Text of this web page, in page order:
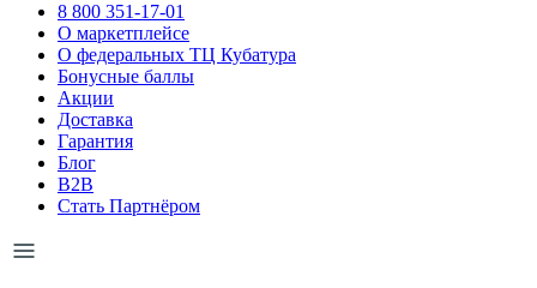
8 800 351-17-01
О маркетплейсе
О федеральных ТЦ Кубатура
Бонусные баллы
Акции
Доставка
Гарантия
Блог
B2B
Стать Партнёром